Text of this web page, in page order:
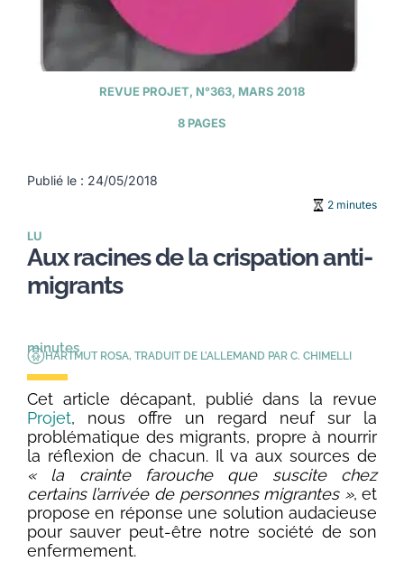
REVUE PROJET, N°363, MARS 2018
8 PAGES
Publié le : 24/05/2018
2 minutes
LU
Aux racines de la crispation anti-
migrants
minutes
HARTMUT ROSA, TRADUIT DE L’ALLEMAND PAR C. CHIMELLI
Cet article décapant, publié dans la revue
Projet, nous offre un regard neuf sur la
problématique des migrants, propre à nourrir
la réflexion de chacun. Il va aux sources de
« la crainte farouche que suscite chez
certains l’arrivée de personnes migrantes », et
propose en réponse une solution audacieuse
pour sauver peut-être notre société de son
enfermement.